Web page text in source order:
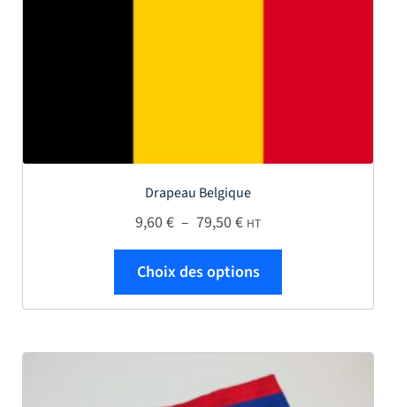
Drapeau Belgique
9,60€ – 79,50€Plage de prix : 9,60 € à
HT
Choix des options